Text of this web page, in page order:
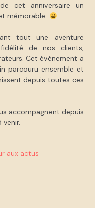
cet anniversaire un
mémorable.
tout une aventure
de nos clients,
Cet événement a
parcouru ensemble et
depuis toutes ces
accompagnent depuis
venir.
aux actus